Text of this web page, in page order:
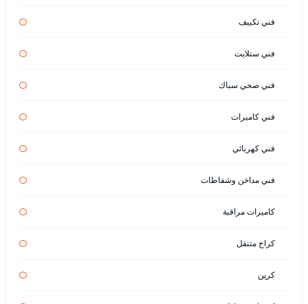
فني تكييف
فني ستلايت
فني صحي سباك
فني كاميرات
فني كهربائي
فني مداخن وشفاطات
كاميرات مراقبة
كراج متنقل
كرين